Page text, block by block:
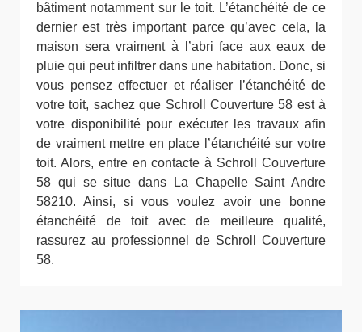
bâtiment notamment sur le toit. L’étanchéité de ce
dernier est très important parce qu’avec cela, la
maison sera vraiment à l’abri face aux eaux de
pluie qui peut infiltrer dans une habitation. Donc, si
vous pensez effectuer et réaliser l’étanchéité de
votre toit, sachez que Schroll Couverture 58 est à
votre disponibilité pour exécuter les travaux afin
de vraiment mettre en place l’étanchéité sur votre
toit. Alors, entre en contacte à Schroll Couverture
58 qui se situe dans La Chapelle Saint Andre
58210. Ainsi, si vous voulez avoir une bonne
étanchéité de toit avec de meilleure qualité,
rassurez au professionnel de Schroll Couverture
58.